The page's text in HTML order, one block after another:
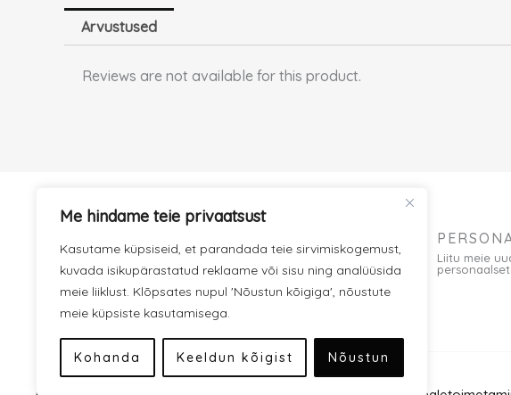
Me hindame teie privaatsust
Kasutame küpsiseid, et parandada teie sirvimiskogemust,
kuvada isikupärastatud reklaame või sisu ning analüüsida
meie liiklust. Klõpsates nupul 'Nõustun kõigiga', nõustute
meie küpsiste kasutamisega.
Kohanda Keeldun kõigist Nõustun
Arvustused
Reviews are not available for this product.
Hoolitseme selle eest, et kaup
jõuaks kiiresti kohale.
Liitu meie